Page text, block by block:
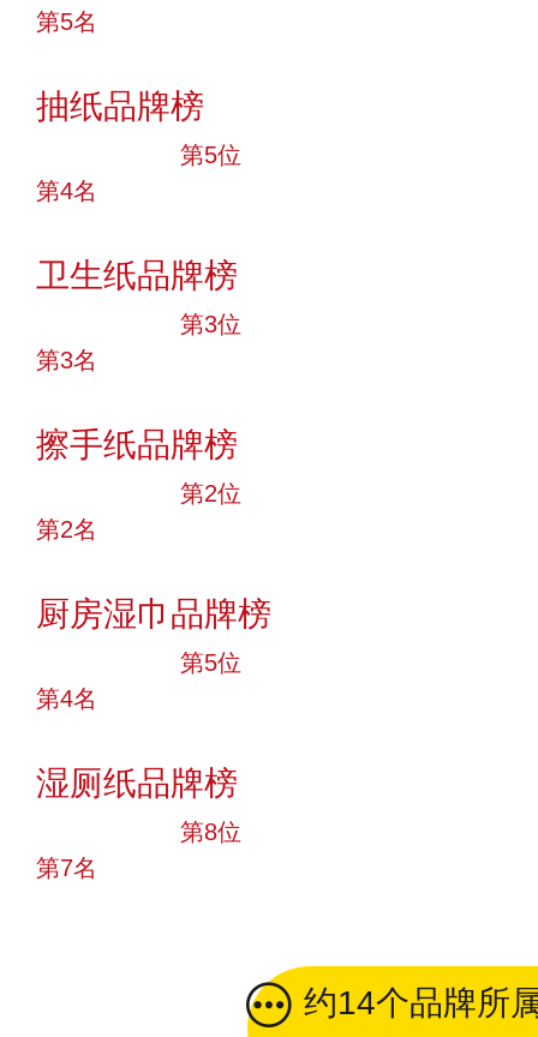
第5名
抽纸品牌榜
第5位
第4名
卫生纸品牌榜
第3位
第3名
擦手纸品牌榜
第2位
第2名
厨房湿巾品牌榜
第5位
第4名
湿厕纸品牌榜
第8位
第7名
约14个品牌所